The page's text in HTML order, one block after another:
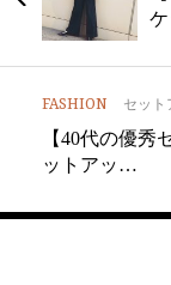
FASHION セット
【40代の優秀
ットアッ…